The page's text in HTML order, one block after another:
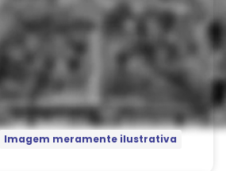
Imagem meramente ilustrativa